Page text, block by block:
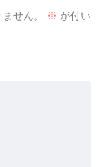
せん。 ※ が付い